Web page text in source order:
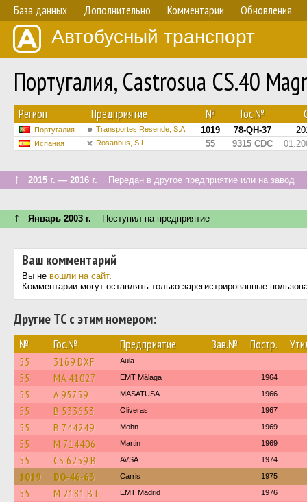
База данных Дополнительно Комментарии Обновления
Автобусный транспорт
Португалия, Castrosua CS.40
Регион Предприятие № Гос.№
Португалия Transportes Resende, S.A. 1019 78-QH-37
Испания Rosanbus, S.L. 55 9315 CDC
↑ 2015 г. — 2016 г. Передан в другое предприятие или на завод
↑ Январь 2003 г. Поступил на предприятие
Ваш комментарий
Вы не вошли на сайт.
Комментарии могут оставлять только зарегистрированные
Другие ТС с этим номером:
№ Гос.№ Предприятие Зав.№ Постр.
55 3169 DXF Aula
55 MA 41027 EMT Málaga 1964
55 A 95759 MASATUSA 1966
55 B 533653 Oliveras 1967
55 B 744249 Mohn 1969
55 M 714406 Martin 1969
55 CS 6259 B AVSA 1974
1019 DO-46-63 Carris 1975
55 M 2181 BT EMT Madrid 1976